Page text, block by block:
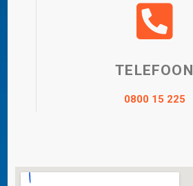
TELEFOON
0800 15 225